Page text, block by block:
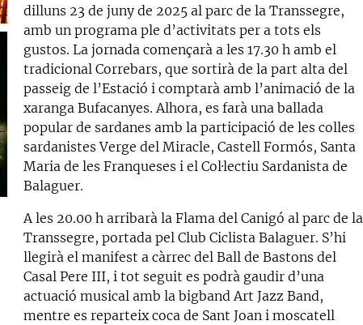
dilluns 23 de juny de 2025 al parc de la Transsegre,
amb un programa ple d’activitats per a tots els
gustos. La jornada començarà a les 17.30 h amb el
tradicional Correbars, que sortirà de la part alta del
passeig de l’Estació i comptarà amb l’animació de la
xaranga Bufacanyes. Alhora, es farà una ballada
popular de sardanes amb la participació de les colles
sardanistes Verge del Miracle, Castell Formós, Santa
Maria de les Franqueses i el Col·lectiu Sardanista de
Balaguer.
A les 20.00 h arribarà la Flama del Canigó al parc de la
Transsegre, portada pel Club Ciclista Balaguer. S’hi
llegirà el manifest a càrrec del Ball de Bastons del
Casal Pere III, i tot seguit es podrà gaudir d’una
actuació musical amb la bigband Art Jazz Band,
mentre es reparteix coca de Sant Joan i moscatell